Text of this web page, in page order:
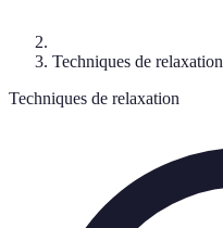
Techniques de relaxation
Techniques de relaxation